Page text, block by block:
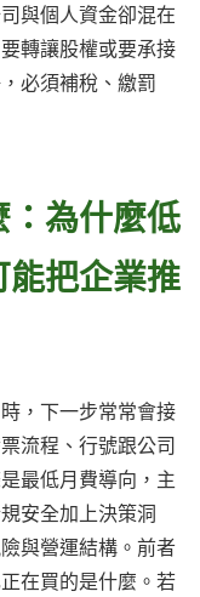
與個人資金卻混在
轉讓股權或要承接
必須補稅、繳罰
為什麼低
把企業推
，下一步常常會接
流程、行號跟公司
最低月費導向，主
安全加上決策洞
與營運結構。前者
在買的是什麼。若